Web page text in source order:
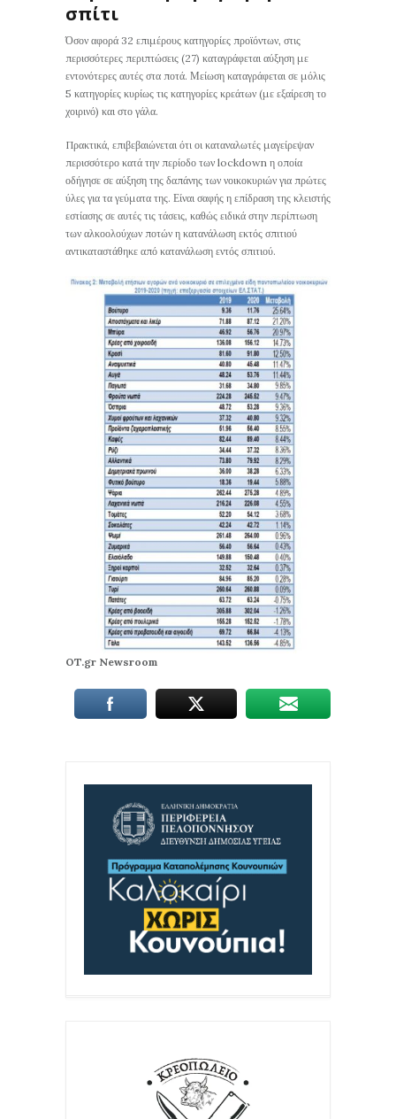
σπίτι
Όσον αφορά 32 επιμέρους κατηγορίες προϊόντων, στις
περισσότερες περιπτώσεις (27) καταγράφεται αύξηση με
εντονότερες αυτές στα ποτά. Μείωση καταγράφεται σε μόλις
5 κατηγορίες κυρίως τις κατηγορίες κρεάτων (με εξαίρεση το
χοιρινό) και στο γάλα.
Πρακτικά, επιβεβαιώνεται ότι οι καταναλωτές μαγείρεψαν
περισσότερο κατά την περίοδο των lockdown η οποία
οδήγησε σε αύξηση της δαπάνης των νοικοκυριών για πρώτες
ύλες για τα γεύματα της. Είναι σαφής η επίδραση της κλειστής
εστίασης σε αυτές τις τάσεις, καθώς ειδικά στην περίπτωση
των αλκοολούχων ποτών η κατανάλωση εκτός σπιτιού
αντικαταστάθηκε από κατανάλωση εντός σπιτιού.
OT.gr Newsroom